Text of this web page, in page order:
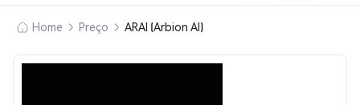
Home Preço ARAI (Arbion AI)